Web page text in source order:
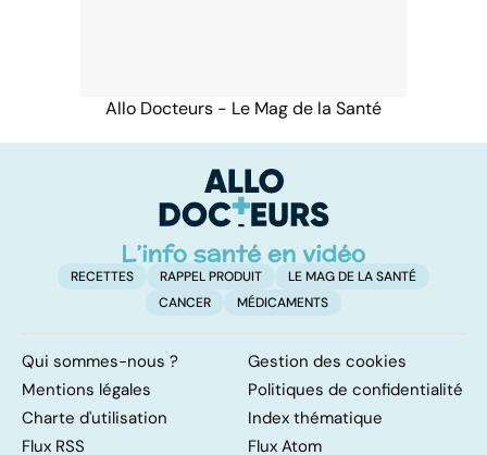
Allo Docteurs - Le Mag de la Santé
RECETTES RAPPEL PRODUIT
LE MAG DE LA SANTÉ
CANCER
MÉDICAMENTS
Qui sommes-nous ?
Gestion des cookies
Mentions légales
Politiques de confidentialité
Charte d'utilisation
Index thématique
Flux RSS
Flux Atom